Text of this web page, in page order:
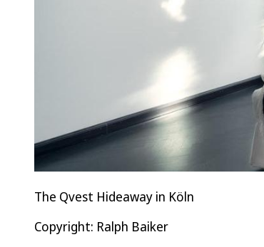
The Qvest Hideaway in Köln
Copyright: Ralph Baiker